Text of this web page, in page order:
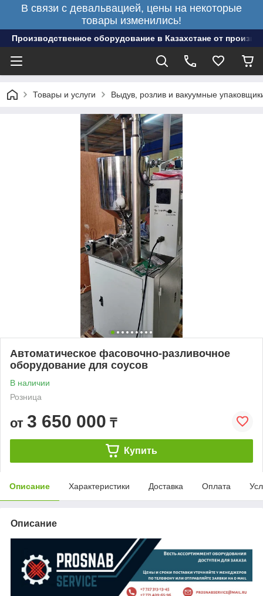
В связи с девальвацией, цены на некоторые
товары изменились!
Производственное оборудование в Казахстане от
Товары и услуги Выдув, розлив и вакуумные
Автоматическое фасовочно-разливочное
оборудование для соусов
В наличии
Розница
от 3 650 000 ₸
Купить
Описание Характеристики Доставка Оплата
Описание